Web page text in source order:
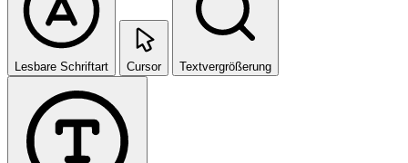
Lesbare Schriftart Cursor Textvergrößerung